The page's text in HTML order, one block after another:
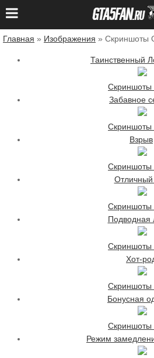
Главная » Изображения » Скриншоты
Таинственный
Скриншоты
Забавное
Скриншоты
Взрыв
Скриншоты
Отличный
Скриншоты
Подводная
Скриншоты
Хот-
Скриншоты
Бонусная
Скриншоты
Режим